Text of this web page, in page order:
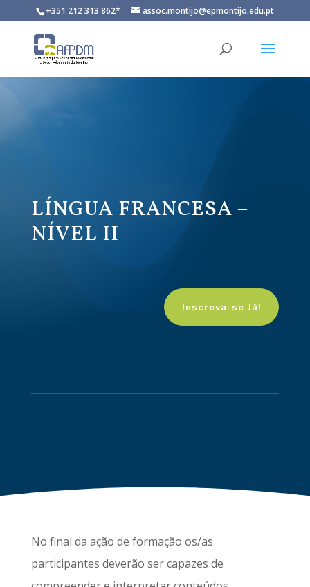
+351 212 313 862* assoc.montijo@epmontijo.edu.pt
LÍNGUA FRANCESA –
NÍVEL II
Inscreva-se Já!
No final da ação de formação os/as
participantes deverão ser capazes de